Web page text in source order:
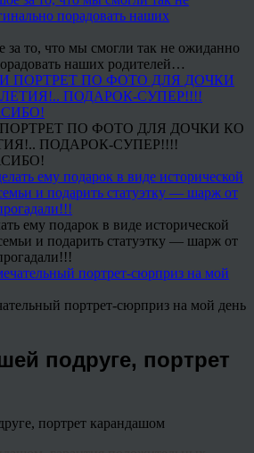
за то, что мы смогли так не ожиданно
наших родителей…
ПО ФОТО ДЛЯ ДОЧКИ КО
ПОДАРОК-СУПЕР!!!!
ему подарок в виде исторической
и подарить статуэтку — шарж от
портрет-сюрприз на мой день
подруге, портрет